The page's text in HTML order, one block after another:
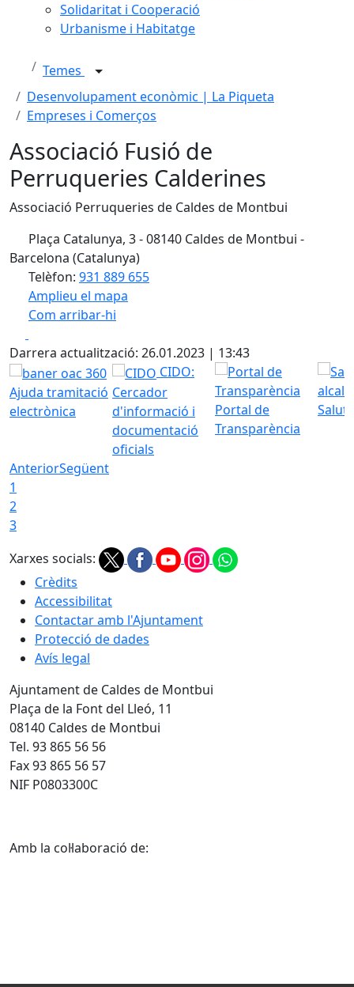
Solidaritat i Cooperació
Urbanisme i Habitatge
Temes
Desenvolupament econòmic | La Piqueta
Empreses i Comerços
Associació Fusió de
Perruqueries Calderines
Associació Perruqueries de Caldes de Montbui
Plaça Catalunya, 3 - 08140 Caldes de Montbui -
Barcelona (Catalunya)
Telèfon: 931 889 655
Amplieu el mapa
Com arribar-hi
+
−
Darrera actualització: 26.01.2023 | 13:43
Ajuda tramitació
electrònica
CIDO:
Cercador
d'informació i
documentació
oficials
Portal de
Transparència
AnteriorSegüent
1
2
3
Xarxes socials:
Crèdits
Accessibilitat
Contactar amb l'Ajuntament
Protecció de dades
Avís legal
Ajuntament de Caldes de Montbui
Plaça de la Font del Lleó, 11
08140 Caldes de Montbui
Tel. 93 865 56 56
Fax 93 865 56 57
NIF P0803300C
Amb la col·laboració de: